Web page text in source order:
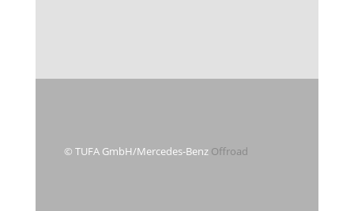
© TUFA GmbH/Mercedes-Benz Offroad